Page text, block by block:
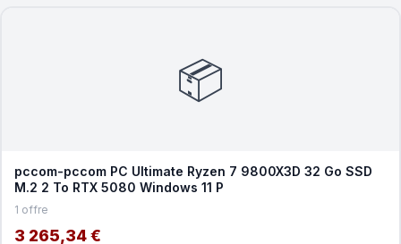
📦
pccom-pccom PC Ultimate Ryzen 7 9800X3D 32 Go SSD
M.2 2 To RTX 5080 Windows 11 P
1 offre
3 265,34 €